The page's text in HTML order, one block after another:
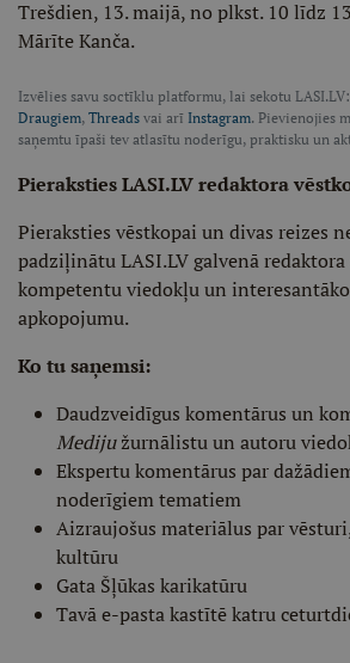
Trešdien, 13. maijā, no plkst. 10 līdz
Mārīte Kanča.
Izvēlies savu soctīklu platformu, lai sekotu LASI.LV:
Draugiem, Threads vai arī Instagram. Pievienojies
saņemtu īpaši tev atlasītu noderīgu, praktisku un
Pieraksties LASI.LV redaktora
Pieraksties vēstkopai un divas reizes
padziļinātu LASI.LV galvenā
kompetentu viedokļu un
apkopojumu.
Ko tu saņemsi:
Daudzveidīgus komentārus un
Medijužurnālistu un autoru
Ekspertu komentārus par
noderīgiem tematiem
Aizraujošus materiālus par
kultūru
Gata Šļūkas karikatūru
Tavā e-pasta kastītē katru